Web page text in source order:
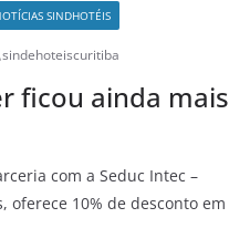
SINDHOTÉIS
sindehoteiscuritiba
ficou ainda mais
com a Seduc Intec –
oferece 10% de desconto em